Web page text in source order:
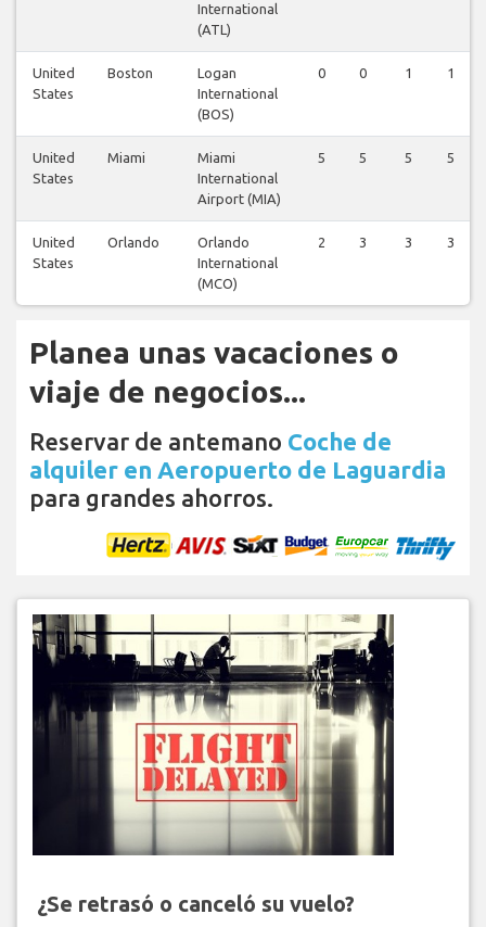
International
(ATL)
United
States
Boston
Logan
International
(BOS)
0 0 1 1
United
States
Miami
Miami
International
Airport (MIA)
5 5 5 5
United
States
Orlando
Orlando
International
(MCO)
2 3 3 3
Planea unas vacaciones o
viaje de negocios...
Reservar de antemano Coche de
alquiler en Aeropuerto de Laguardia
para grandes ahorros.
¿Se retrasó o canceló su vuelo?